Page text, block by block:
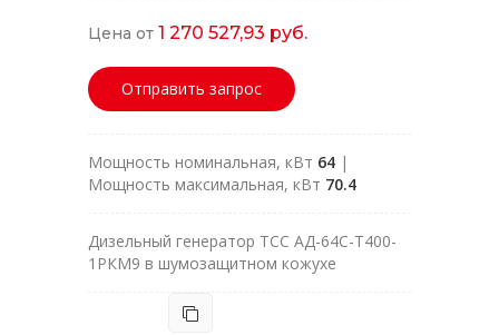
Цена от 1 270 527,93 руб.
Отправить запрос
Мощность номинальная, кВт 64 |
Мощность максимальная, кВт 70.4
Дизельный генератор ТСС АД-64C-Т400-
1РКМ9 в шумозащитном кожухе